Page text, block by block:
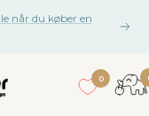
når du køber en
0